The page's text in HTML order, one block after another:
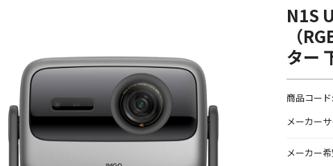
N1S
（
ター
商品コード:
メーカー
メーカー